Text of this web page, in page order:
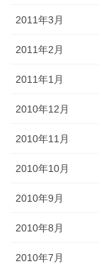
2011年3月
2011年2月
2011年1月
2010年12月
2010年11月
2010年10月
2010年9月
2010年8月
2010年7月